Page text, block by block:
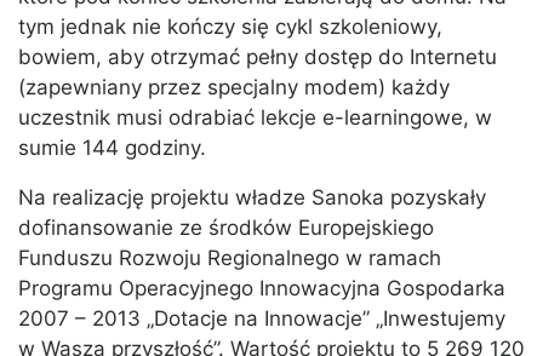
tym jednak nie kończy się cykl szkoleniowy,
bowiem, aby otrzymać pełny dostęp do Internetu
(zapewniany przez specjalny modem) każdy
uczestnik musi odrabiać lekcje e-learningowe, w
sumie 144 godziny.
Na realizację projektu władze Sanoka pozyskały
dofinansowanie ze środków Europejskiego
Funduszu Rozwoju Regionalnego w ramach
Programu Operacyjnego Innowacyjna Gospodarka
2007 – 2013 „Dotacje na Innowacje” „Inwestujemy
w Waszą przyszłość”. Wartość projektu to 5 269 120